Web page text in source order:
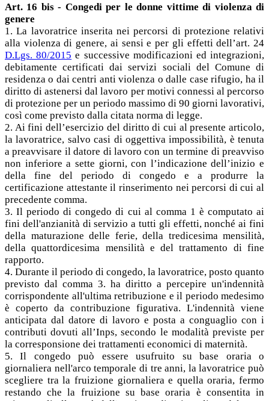
Art. 16 bis - Congedi per le donne vittime di violenza di
genere
1. La lavoratrice inserita nei percorsi di protezione relativi
alla violenza di genere, ai sensi e per gli effetti dell’art. 24
D.Lgs. 80/2015 e successive modificazioni ed integrazioni,
debitamente certificati dai servizi sociali del Comune di
residenza o dai centri anti violenza o dalle case rifugio, ha il
diritto di astenersi dal lavoro per motivi connessi al percorso
di protezione per un periodo massimo di 90 giorni lavorativi,
così come previsto dalla citata norma di legge.
2. Ai fini dell’esercizio del diritto di cui al presente articolo,
la lavoratrice, salvo casi di oggettiva impossibilità, è tenuta
a preavvisare il datore di lavoro con un termine di preavviso
non inferiore a sette giorni, con l’indicazione dell’inizio e
della fine del periodo di congedo e a produrre la
certificazione attestante il rinserimento nei percorsi di cui al
precedente comma.
3. Il periodo di congedo di cui al comma 1 è computato ai
fini dell'anzianità di servizio a tutti gli effetti, nonché ai fini
della maturazione delle ferie, della tredicesima mensilità,
della quattordicesima mensilità e del trattamento di fine
rapporto.
4. Durante il periodo di congedo, la lavoratrice, posto quanto
previsto dal comma 3. ha diritto a percepire un'indennità
corrispondente all'ultima retribuzione e il periodo medesimo
è coperto da contribuzione figurativa. L'indennità viene
anticipata dal datore di lavoro e posta a conguaglio con i
contributi dovuti all’Inps, secondo le modalità previste per
la corresponsione dei trattamenti economici di maternità.
5. Il congedo può essere usufruito su base oraria o
giornaliera nell'arco temporale di tre anni, la lavoratrice può
scegliere tra la fruizione giornaliera e quella oraria, fermo
restando che la fruizione su base oraria è consentita in